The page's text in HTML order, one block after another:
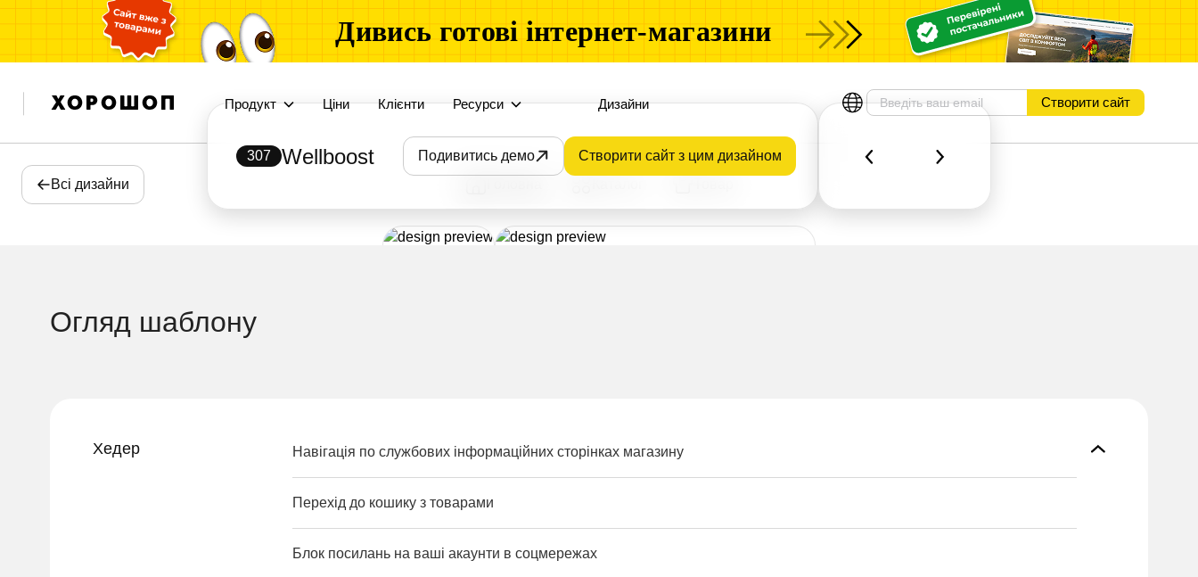
Дивись готові інтернет-магазини
Продукт Ціни Клієнти Ресурси Дизайни Створити сайт
Всі дизайни
307 Wellboost Подивитись демо Створити сайт з цим дизайном
Огляд шаблону
Хедер Навігація по службових інформаційних сторінках магазину
Перехід до кошику з товарами
Блок посилань на ваші акаунти в соцмережах